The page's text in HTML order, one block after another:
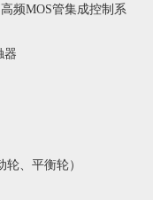
高频MOS管集成控制系
器
、平衡轮）